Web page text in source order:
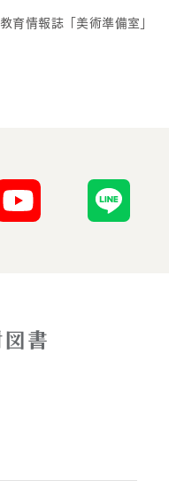
教育情報誌「美術準備室」